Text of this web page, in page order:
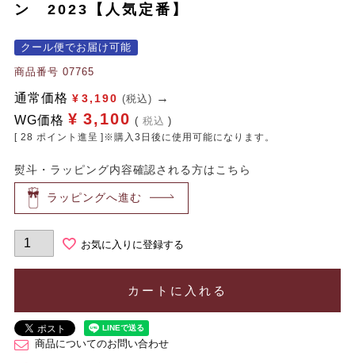
ン 2023【人気定番】
クール便でお届け可能
商品番号 07765
通常価格 ¥ 3,190 (税込)
WG価格 ¥ 3,100 税込
[ 28 ポイント進呈 ]※購入3日後に使用可能になります。
熨斗・ラッピング内容確認される方はこちら
ラッピングへ進む
お気に入りに登録する
カートに入れる
商品についてのお問い合わせ